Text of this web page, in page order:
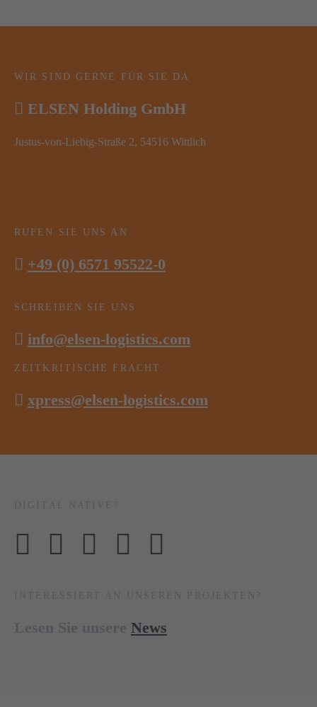
WIR SIND GERNE FÜR SIE DA
ELSEN Holding GmbH
Justus-von-Liebig-Straße 2, 54516 Wittlich
RUFEN SIE UNS AN
+49 (0) 6571 95522-0
SCHREIBEN SIE UNS
info@elsen-logistics.com
ZEITKRITISCHE FRACHT:
xpress@elsen-logistics.com
News